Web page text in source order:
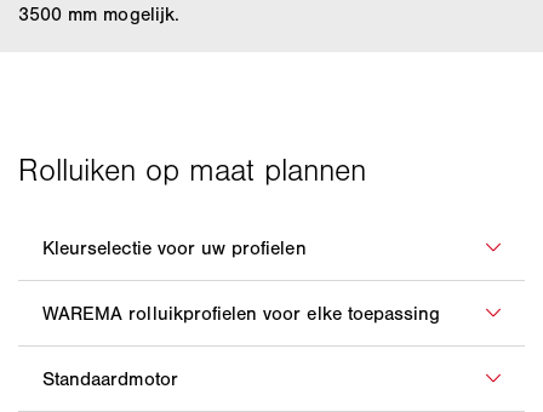
3500 mm mogelijk.
Met de kleurenpracht van WAREMA kunt u uw
rolluiken individueel aan de gevel aanpassen. U kunt
de kleuren van profielen en geleidrails individueel
WAREMA biedt een omvangrijk aanbod aan
hoogwaardigerolluikpantsersdie zijn afgestemd op